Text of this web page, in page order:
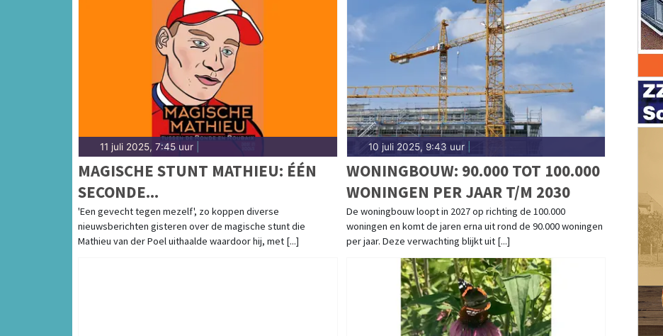
11 juli 2025, 7:45 uur
MAGISCHE STUNT MATHIEU: ÉÉN
SECONDE...
'Een gevecht tegen mezelf', zo koppen diverse
nieuwsberichten gisteren over de magische stunt die
Mathieu van der Poel uithaalde waardoor hij, met [...]
10 juli 2025, 9:43 uur|
WONINGBOUW: 90.000 TOT 100.000
WONINGEN PER JAAR T/M 2030
De woningbouw loopt in 2027 op richting de 100.000
woningen en komt de jaren erna uit rond de 90.000 woningen
per jaar. Deze verwachting blijkt uit [...]